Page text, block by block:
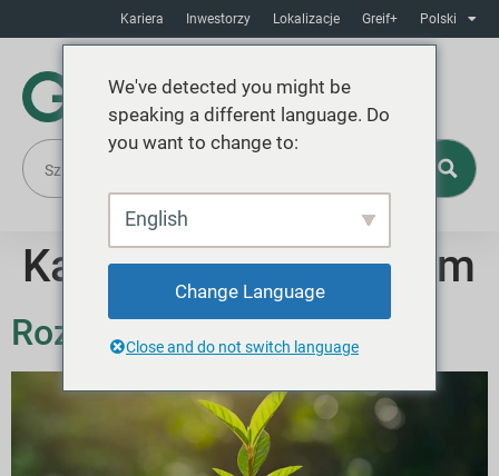
Kariera Inwestorzy Lokalizacje Greif+ Polski
Kategoria:Webinarium
Rozpakowywanie PPWR
We've detected you might be
speaking a different language. Do
you want to change to:
English
Change Language
Close and do not switch language